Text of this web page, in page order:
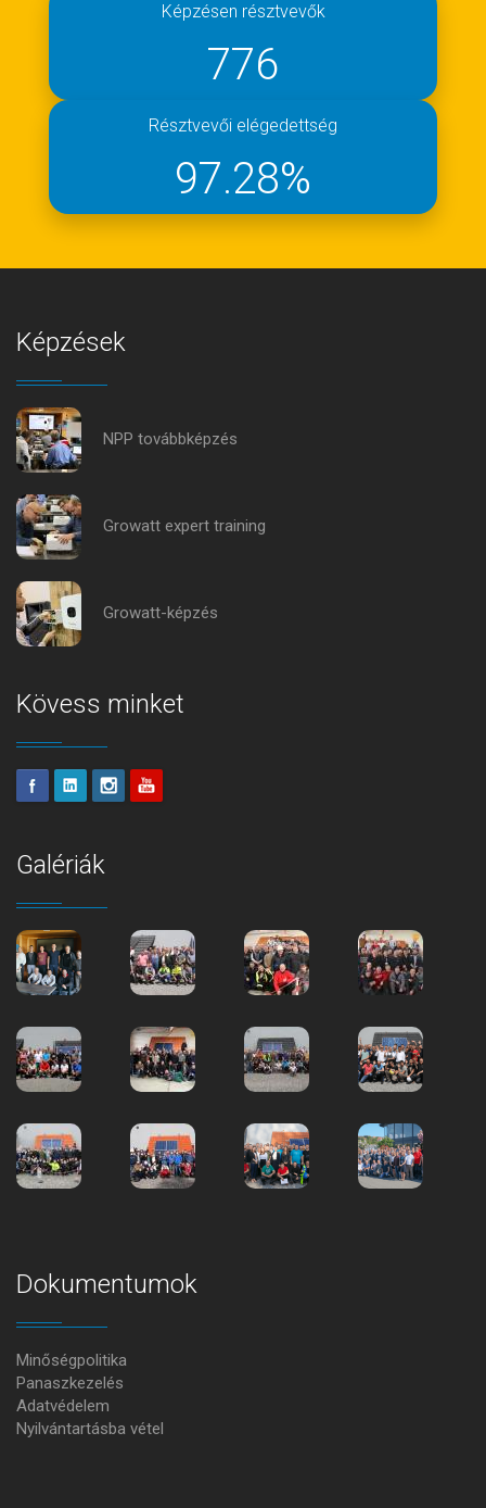
Képzésen résztvevők
776
Résztvevői elégedettség
97.28%
Képzések
NPP továbbképzés
Growatt expert training
Growatt-képzés
Kövess minket
Galériák
Dokumentumok
Minőségpolitika
Panaszkezelés
Adatvédelem
Nyilvántartásba vétel